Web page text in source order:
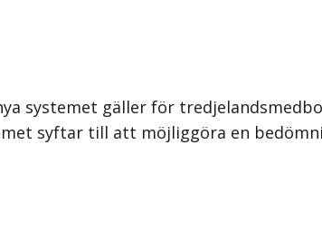
systemet gäller för
syftar till att möjliggöra en